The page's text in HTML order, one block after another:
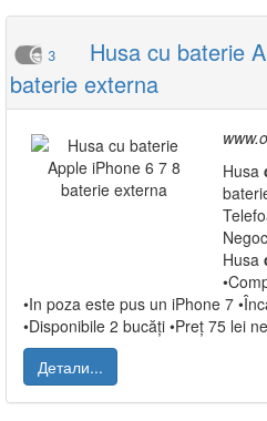
3
Husa cu baterie
baterie externa
Husa
Husa
•In poza este pus un iPhone 7
•Disponibile 2 bucăți •Preț 75 lei
Детали...